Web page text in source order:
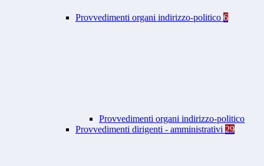
Provvedimenti organi indirizzo-politico 6
Provvedimenti organi indirizzo-politico
Provvedimenti dirigenti - amministrativi 29